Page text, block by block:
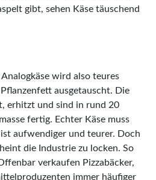
gibt, sehen Käse täuschend
wird also teures
ausgetauscht. Die
erhitzt und sind in rund 20
fertig. Echter Käse muss
aufwendiger und teurer. Doch
die Industrie zu locken. So
verkaufen Pizzabäcker,
immer häufiger